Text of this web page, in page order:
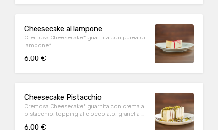
Cheesecake al lampone
Cremosa Cheesecake* guarnita con purea di
lampone*
6.00 €
Cheesecake Pistacchio
Cremosa Cheesecake* guarnita con crema al
pistacchio, topping al cioccolato, granella di
6.00 €